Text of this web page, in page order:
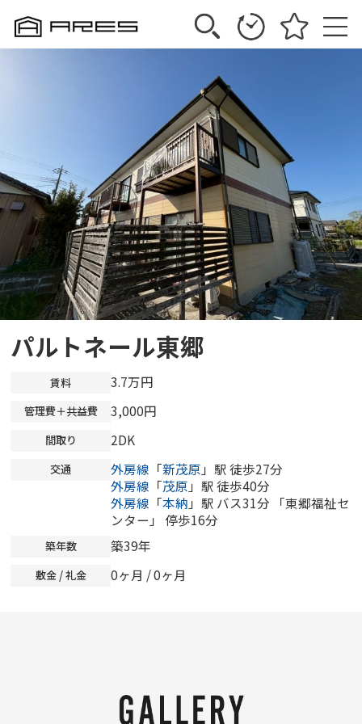
パルトネール東郷
賃料 3.7万円
管理費＋共益費 3,000円
間取り 2DK
交通 外房線 「新茂原 」駅 徒歩27分
外房線 「茂原 」駅 徒歩40分
外房線 「本納 」駅 バス31分 「東郷福祉セ
ンター」 停歩16分
築年数 築39年
敷金 / 礼金 0ヶ月 /0ヶ月